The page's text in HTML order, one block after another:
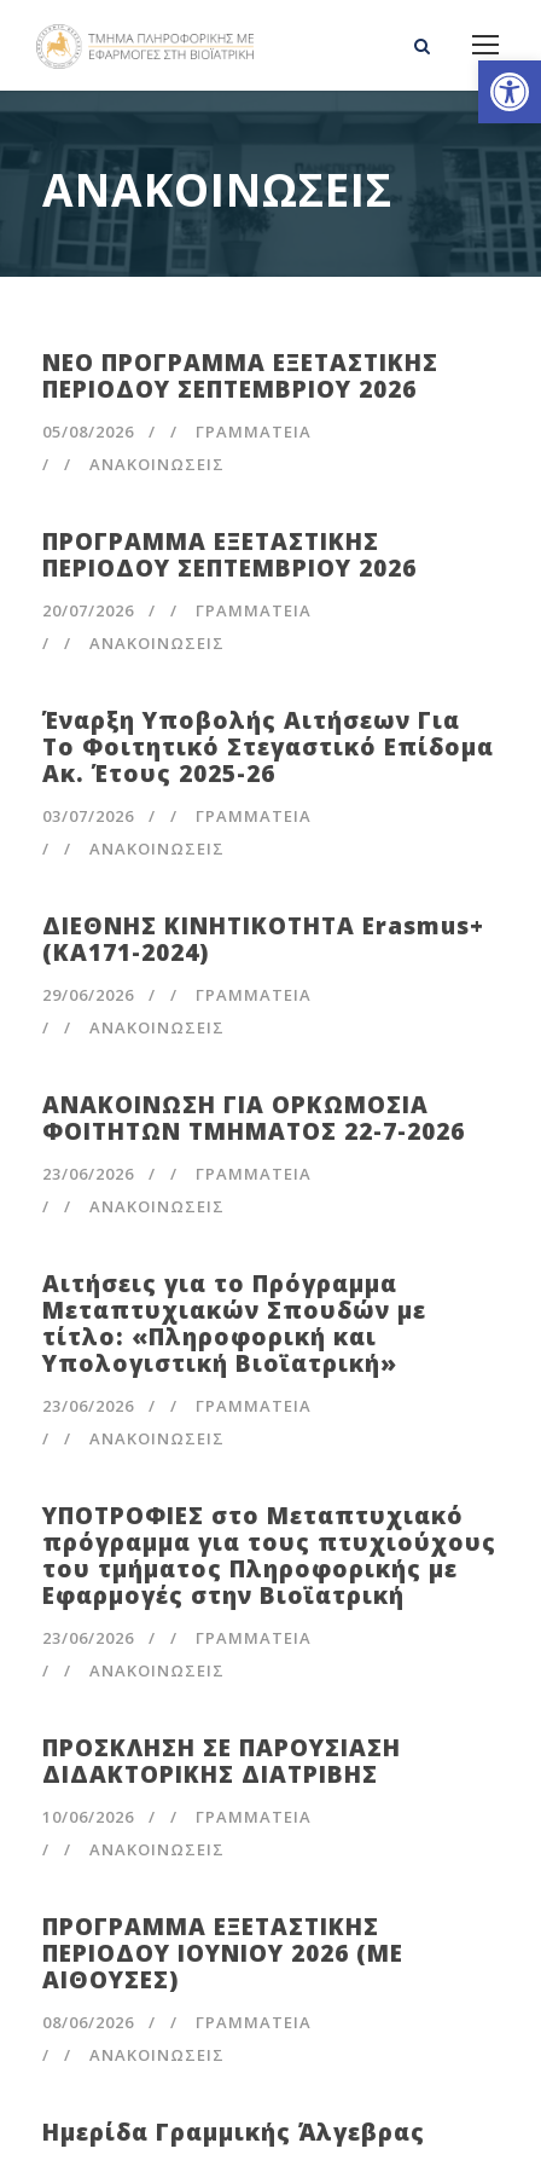
Ανοίξτε τη γραμμή εργαλείων
ΑΝΑΚΟΙΝΩΣΕΙΣ
ΝΕΟ ΠΡΟΓΡΑΜΜΑ ΕΞΕΤΑΣΤΙΚΗΣ
ΠΕΡΙΟΔΟΥ ΣΕΠΤΕΜΒΡΙΟΥ 2026
05/08/2026 /
ΓΡΑΜΜΑΤΕΊΑ
/
ΑΝΑΚΟΙΝΩΣΕΙΣ
ΠΡΟΓΡΑΜΜΑ ΕΞΕΤΑΣΤΙΚΗΣ
ΠΕΡΙΟΔΟΥ ΣΕΠΤΕΜΒΡΙΟΥ 2026
20/07/2026 /
ΓΡΑΜΜΑΤΕΊΑ
/
ΑΝΑΚΟΙΝΩΣΕΙΣ
Έναρξη Υποβολής Αιτήσεων Για
Το Φοιτητικό Στεγαστικό Επίδομα
Ακ. Έτους 2025-26
03/07/2026 /
ΓΡΑΜΜΑΤΕΊΑ
/
ΑΝΑΚΟΙΝΩΣΕΙΣ
ΔΙΕΘΝΗΣ ΚΙΝΗΤΙΚΟΤΗΤΑ Erasmus+
(ΚΑ171-2024)
29/06/2026 /
ΓΡΑΜΜΑΤΕΊΑ
/
ΑΝΑΚΟΙΝΩΣΕΙΣ
ΑΝΑΚΟΙΝΩΣΗ ΓΙΑ ΟΡΚΩΜΟΣΙΑ
ΦΟΙΤΗΤΩΝ ΤΜΗΜΑΤΟΣ 22-7-2026
23/06/2026 /
ΓΡΑΜΜΑΤΕΊΑ
/
ΑΝΑΚΟΙΝΩΣΕΙΣ
Αιτήσεις για το Πρόγραμμα
Μεταπτυχιακών Σπουδών με
τίτλο: «Πληροφορική και
Υπολογιστική Βιοϊατρική»
23/06/2026 /
ΓΡΑΜΜΑΤΕΊΑ
/
ΑΝΑΚΟΙΝΩΣΕΙΣ
ΥΠΟΤΡΟΦΙΕΣ στο Μεταπτυχιακό
πρόγραμμα για τους πτυχιούχους
του τμήματος Πληροφορικής με
Εφαρμογές στην Βιοϊατρική
23/06/2026 /
ΓΡΑΜΜΑΤΕΊΑ
/
ΑΝΑΚΟΙΝΩΣΕΙΣ
ΠΡΟΣΚΛΗΣΗ ΣΕ ΠΑΡΟΥΣΙΑΣΗ
ΔΙΔΑΚΤΟΡΙΚΗΣ ΔΙΑΤΡΙΒΗΣ
10/06/2026 /
ΓΡΑΜΜΑΤΕΊΑ
/
ΑΝΑΚΟΙΝΩΣΕΙΣ
ΠΡΟΓΡΑΜΜΑ ΕΞΕΤΑΣΤΙΚΗΣ
ΠΕΡΙΟΔΟΥ ΙΟΥΝΙΟΥ 2026 (ΜΕ
ΑΙΘΟΥΣΕΣ)
08/06/2026 /
ΓΡΑΜΜΑΤΕΊΑ
/
ΑΝΑΚΟΙΝΩΣΕΙΣ
Ημερίδα Γραμμικής Άλγεβρας